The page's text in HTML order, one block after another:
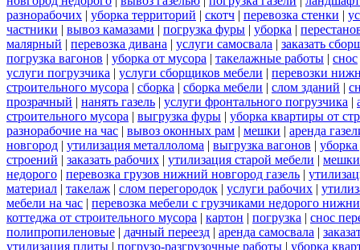
разнорабочих | уборка территорий | скотч | перевозка стенки |
частники | вывоз камазами | погрузка фуры | уборка |
малярный | перевозка дивана | услуги самосвала | заказать
погрузка вагонов | уборка от мусора | такелажные работы | снос
услуги погрузчика | услуги сборщиков мебели | перевозки
строительного мусора | сборка | сборка мебели | слом зданий |
прозрачный | нанять газель | услуги фронтального погрузчика |
строительного мусора | выгрузка фуры | уборка квартиры от
разнорабочие на час | вывоз оконных рам | мешки | аренда
новгород | утилизация металлолома | выгрузка вагонов |
строений | заказать рабочих | утилизация старой мебели |
недорого | перевозка грузов нижний новгород газель |
материал | такелаж | слом перегородок | услуги рабочих |
мебели на час | перевозка мебели с грузчиками недорого
коттеджа от строительного мусора | картон | погрузка | снос
полипропиленовые | дачный переезд | аренда самосвала |
утилизация плиты | погрузо-разгрузочные работы | уборка